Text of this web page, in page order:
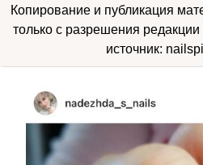
Копирование и публикация
только с разрешения
источник: